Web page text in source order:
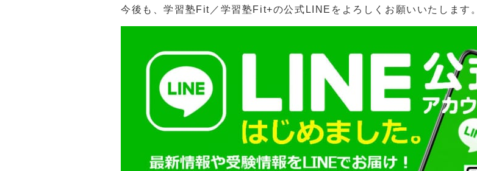
今後も、学習塾Fit／学習塾Fit+の公式LINEをよろしくお願いいたします。